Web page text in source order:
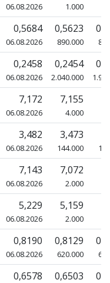
06.08.2026 1.000
0,5684
06.08.2026
0,5623
890.000
0,2458
06.08.2026
0,2454
2.040.000
7,172
06.08.2026
7,155
4.000
3,482
06.08.2026
3,473
144.000
7,143
06.08.2026
7,072
2.000
5,229
06.08.2026
5,159
2.000
0,8190
06.08.2026
0,8129
620.000
0,6578 0,6503